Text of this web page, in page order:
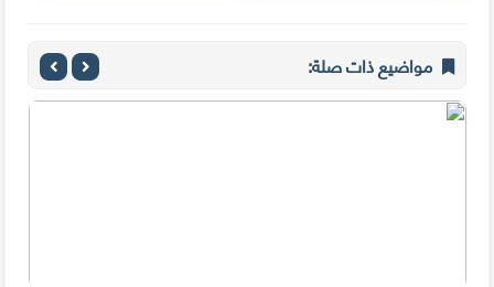
مواضيع ذات صلة: